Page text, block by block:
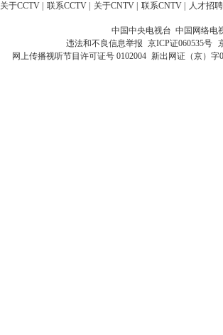
关于CCTV 联系CCTV 关于CNTV 联系CNTV 人才招聘
中国中央电视台 中国网络电
违法和不良信息举报 京ICP证060535号
网上传播视听节目许可证号 0102004 新出网证（京）